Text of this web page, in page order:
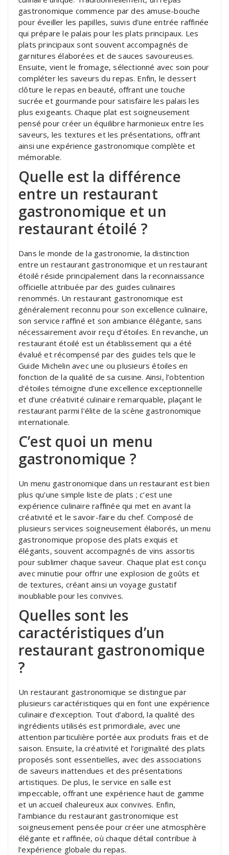
gastronomique commence par des amuse-bouche
pour éveiller les papilles, suivis d’une entrée raffinée
qui prépare le palais pour les plats principaux. Les
plats principaux sont souvent accompagnés de
garnitures élaborées et de sauces savoureuses.
Ensuite, vient le fromage, sélectionné avec soin pour
compléter les saveurs du repas. Enfin, le dessert
clôture le repas en beauté, offrant une touche
sucrée et gourmande pour satisfaire les palais les
plus exigeants. Chaque plat est soigneusement
pensé pour créer un équilibre harmonieux entre les
saveurs, les textures et les présentations, offrant
ainsi une expérience gastronomique complète et
mémorable.
Quelle est la différence
entre un restaurant
gastronomique et un
restaurant étoilé ?
Dans le monde de la gastronomie, la distinction
entre un restaurant gastronomique et un restaurant
étoilé réside principalement dans la reconnaissance
officielle attribuée par des guides culinaires
renommés. Un restaurant gastronomique est
généralement reconnu pour son excellence culinaire,
son service raffiné et son ambiance élégante, sans
nécessairement avoir reçu d’étoiles. En revanche, un
restaurant étoilé est un établissement qui a été
évalué et récompensé par des guides tels que le
Guide Michelin avec une ou plusieurs étoiles en
fonction de la qualité de sa cuisine. Ainsi, l’obtention
d’étoiles témoigne d’une excellence exceptionnelle
et d’une créativité culinaire remarquable, plaçant le
restaurant parmi l’élite de la scène gastronomique
internationale.
C’est quoi un menu
gastronomique ?
Un menu gastronomique dans un restaurant est bien
plus qu’une simple liste de plats ; c’est une
expérience culinaire raffinée qui met en avant la
créativité et le savoir-faire du chef. Composé de
plusieurs services soigneusement élaborés, un menu
gastronomique propose des plats exquis et
élégants, souvent accompagnés de vins assortis
pour sublimer chaque saveur. Chaque plat est conçu
avec minutie pour offrir une explosion de goûts et
de textures, créant ainsi un voyage gustatif
inoubliable pour les convives.
Quelles sont les
caractéristiques d’un
restaurant gastronomique
?
Un restaurant gastronomique se distingue par
plusieurs caractéristiques qui en font une expérience
culinaire d’exception. Tout d’abord, la qualité des
ingrédients utilisés est primordiale, avec une
attention particulière portée aux produits frais et de
saison. Ensuite, la créativité et l’originalité des plats
proposés sont essentielles, avec des associations
de saveurs inattendues et des présentations
artistiques. De plus, le service en salle est
impeccable, offrant une expérience haut de gamme
et un accueil chaleureux aux convives. Enfin,
l’ambiance du restaurant gastronomique est
soigneusement pensée pour créer une atmosphère
élégante et raffinée, où chaque détail contribue à
l’expérience globale du repas.